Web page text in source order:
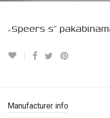
„Speers s”
Manufacturer info